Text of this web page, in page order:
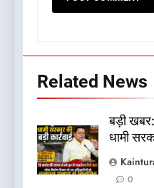
Related News
बड़ी
धामी
0